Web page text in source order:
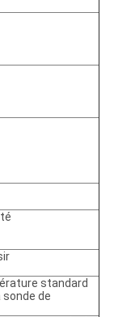
standard
de